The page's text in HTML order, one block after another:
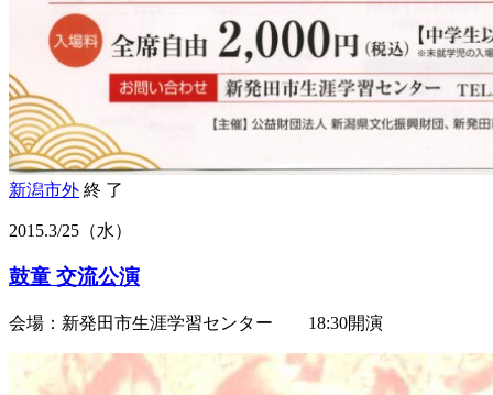
新潟市外 終 了
2015.3/25 （水）
鼓童 交流公演
会場：新発田市生涯学習センター 18:30開演